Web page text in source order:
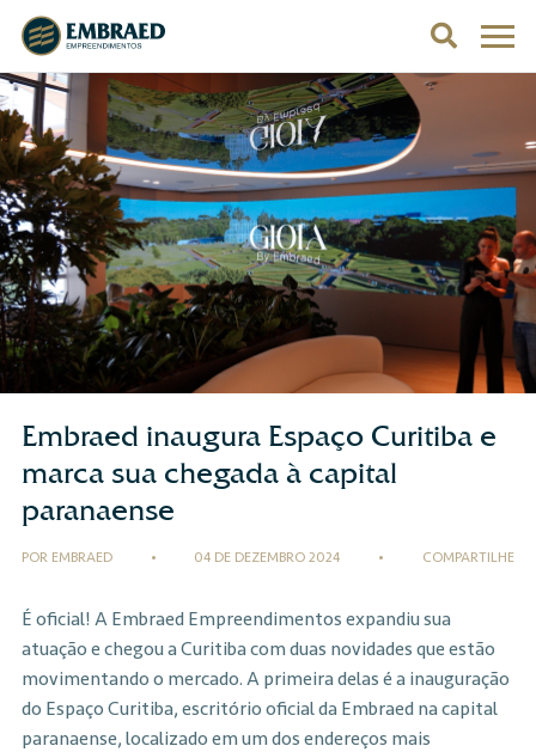
Embraed inaugura Espaço Curitiba e
marca sua chegada à capital
paranaense
POR EMBRAED • 04 DE DEZEMBRO 2024 • COMPARTILHE
É oficial! A Embraed Empreendimentos expandiu sua
atuação e chegou a Curitiba com duas novidades que estão
movimentando o mercado. A primeira delas é a inauguração
do Espaço Curitiba, escritório oficial da Embraed na capital
paranaense, localizado em um dos endereços mais